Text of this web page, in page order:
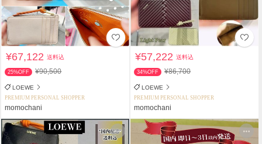
¥67,122送料込
25%OFF ¥90,500
LOEWE
PREMIUM PERSONAL SHOPPER
momochani
¥57,222送料込
34%OFF ¥86,700
LOEWE
PREMIUM PERSONAL SHOPPER
momochani